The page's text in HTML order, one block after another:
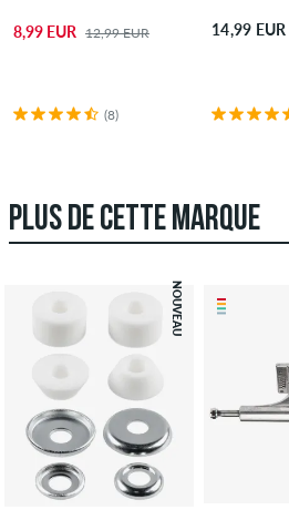
8,99 EUR 12,99 EUR
(8)
14,99 EUR
PLUS DE CETTE MARQUE
NOUVEAU